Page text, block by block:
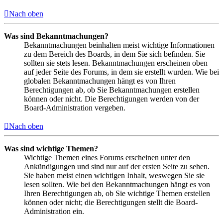
Nach oben
Was sind Bekanntmachungen?
Bekanntmachungen beinhalten meist wichtige Informationen
zu dem Bereich des Boards, in dem Sie sich befinden. Sie
sollten sie stets lesen. Bekanntmachungen erscheinen oben
auf jeder Seite des Forums, in dem sie erstellt wurden. Wie bei
globalen Bekanntmachungen hängt es von Ihren
Berechtigungen ab, ob Sie Bekanntmachungen erstellen
können oder nicht. Die Berechtigungen werden von der
Board-Administration vergeben.
Nach oben
Was sind wichtige Themen?
Wichtige Themen eines Forums erscheinen unter den
Ankündigungen und sind nur auf der ersten Seite zu sehen.
Sie haben meist einen wichtigen Inhalt, weswegen Sie sie
lesen sollten. Wie bei den Bekanntmachungen hängt es von
Ihren Berechtigungen ab, ob Sie wichtige Themen erstellen
können oder nicht; die Berechtigungen stellt die Board-
Administration ein.